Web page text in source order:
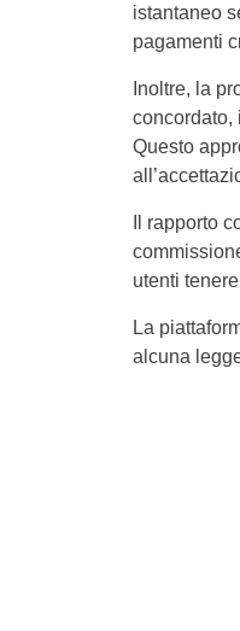
istantaneo
pagamenti
Inoltre, la
concordato,
Questo
Il rapporto
utenti
La
alcuna